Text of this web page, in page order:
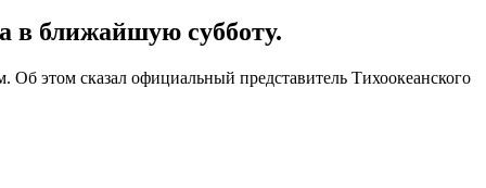
в ближайшую субботу.
этом сказал официальный представитель Тихоокеанского